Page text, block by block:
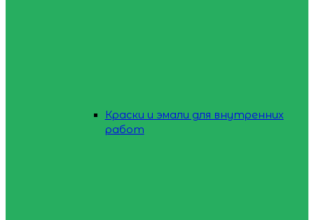
Краски и эмали для внутренних
работ